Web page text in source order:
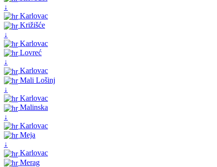
↓
Karlovac
Križišće
↓
Karlovac
Lovreć
↓
Karlovac
Mali Lošinj
↓
Karlovac
Malinska
↓
Karlovac
Meja
↓
Karlovac
Merag